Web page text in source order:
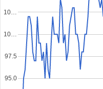
95.0
97.5
10…
10…